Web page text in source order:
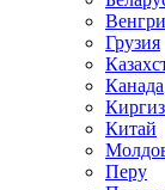
Грузия
Канада
Китай
Перу